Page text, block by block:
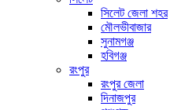
সিলেট জেলা শহর
মৌলভীবাজার
সুনামগঞ্জ
হবিগঞ্জ
রংপুর
রংপুর জেলা
দিনাজপুর